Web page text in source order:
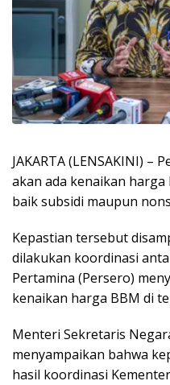
JAKARTA (LENSAKINI) –
akan ada kenaikan
baik subsidi maupun
Kepastian tersebut
dilakukan koordinasi
Pertamina (Persero)
kenaikan harga BBM di
Menteri Sekretaris
menyampaikan bahwa
hasil koordinasi